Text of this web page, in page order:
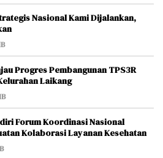
Nasional Kami Dijalankan,
Progres Pembangunan TPS3R
Laikang
Forum Koordinasi Nasional
Kolaborasi Layanan Kesehatan